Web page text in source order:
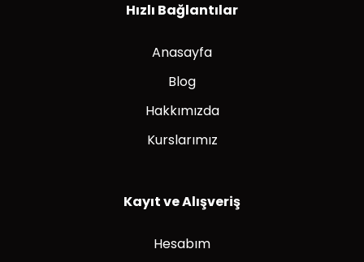
Hızlı Bağlantılar
Anasayfa
Blog
Hakkımızda
Kurslarımız
Kayıt ve Alışveriş
Hesabım